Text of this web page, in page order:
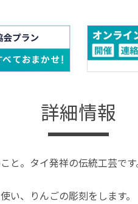
詳細情報
と。タイ発祥の伝統工芸です
い、りんごの彫刻をします。